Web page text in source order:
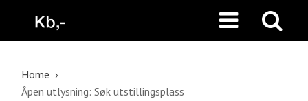
Home
Åpen utlysning: Søk utstillingsplass